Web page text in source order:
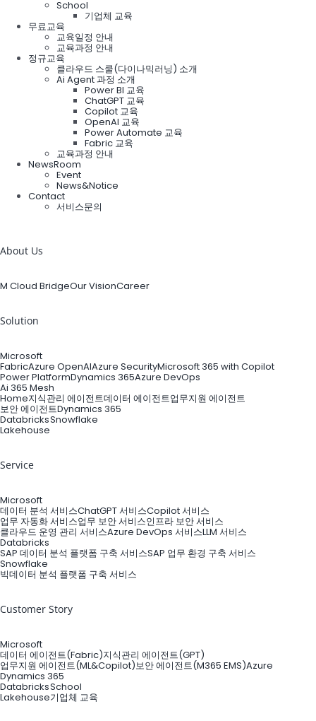
School
기업체 교육
무료교육
교육일정 안내
교육과정 안내
정규교육
클라우드 스쿨(다이나믹러닝) 소개
Ai Agent 과정 소개
Power BI 교육
ChatGPT 교육
Copilot 교육
OpenAI 교육
Power Automate 교육
Fabric 교육
교육과정 안내
NewsRoom
Event
News&Notice
Contact
서비스문의
About Us
M Cloud BridgeOur VisionCareer
Solution
Microsoft
FabricAzure OpenAIAzure SecurityMicrosoft 365 with Copilot
Power PlatformDynamics 365Azure DevOps
Ai 365 Mesh
Home지식관리 에이전트데이터 에이전트업무지원 에이전트
보안 에이전트Dynamics 365
Databricks
Lakehouse
Snowflake
Service
Microsoft
데이터 분석 서비스ChatGPT 서비스Copilot 서비스
업무 자동화 서비스업무 보안 서비스인프라 보안 서비스
클라우드 운영 관리 서비스Azure DevOps 서비스LLM 서비스
Databricks
SAP 데이터 분석 플랫폼 구축 서비스SAP 업무 환경 구축 서비스
Snowflake
빅데이터 분석 플랫폼 구축 서비스
Customer Story
Microsoft
데이터 에이전트(Fabric)지식관리 에이전트(GPT)
업무지원 에이전트(ML&Copilot)보안 에이전트(M365 EMS)Azure
Dynamics 365
Databricks
Lakehouse
School
기업체 교육